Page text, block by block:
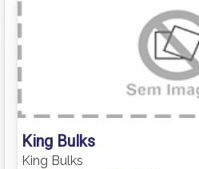
King Bulks
King Bulks